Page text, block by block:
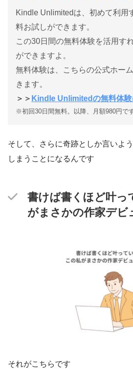
Kindle Unlimitedは、初めて利用
料お試しができます。
この30日間の無料体験を活用す
ができますよ。
無料体験は、こちらの公式ホー
きます。
＞＞ Kindle Unlimitedの無料体験
※初回30日間無料。以降、月額980円です
そして、さらに奇跡としか言いよ
しまうことになるんです
書けば書くほど叶っ
がまさかの作家デビ
それがこちらです